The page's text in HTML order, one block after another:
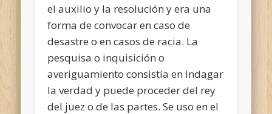
el auxilio y la resolución y era una
forma de convocar en caso de
desastre o en casos de racia. La
pesquisa o inquisición o
averiguamiento consistía en indagar
la verdad y puede proceder del rey
del juez o de las partes. Se uso en el